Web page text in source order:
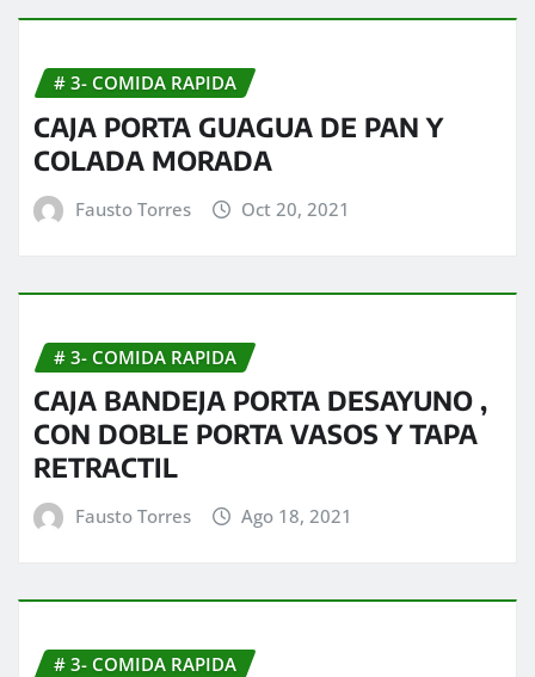
# 3- COMIDA RAPIDA
CAJA PORTA GUAGUA DE PAN Y
COLADA MORADA
Fausto Torres Oct 20, 2021
# 3- COMIDA RAPIDA
CAJA BANDEJA PORTA DESAYUNO ,
CON DOBLE PORTA VASOS Y TAPA
RETRACTIL
Fausto Torres Ago 18, 2021
# 3- COMIDA RAPIDA